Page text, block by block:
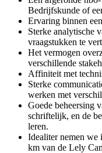
Bedrijfskunde of
Ervaring binnen
Sterke analytische
vraagstukken te
Het vermogen
verschillende
Affiniteit met
Sterke
werken met
Goede beheersing
schriftelijk, en de
leren.
Idealiter nemen we
km van de Lely